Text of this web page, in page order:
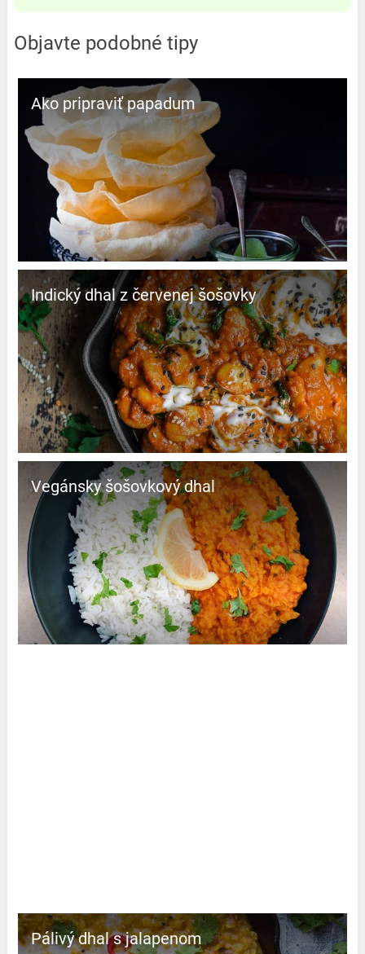
Objavte podobné tipy
Ako pripraviť papadum
Indický dhal z červenej šošovky
Vegánsky šošovkový dhal
Pálivý dhal s jalapenom